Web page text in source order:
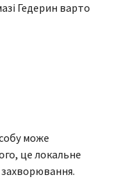
Гедерин варто
може
це локальне